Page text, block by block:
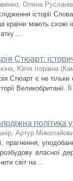
Олена
історії
країни мають схожі
...
Стюарт:
Юлія Ігорівна (
Стюарт є не тільки
Великобританії.
політика
Артур
прагнення,
власної
світ на ...